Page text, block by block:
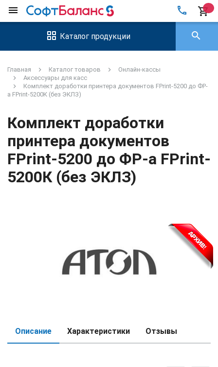
menu local_phone shopping_cart
Каталог продукции search
Главная Каталог товаров
Онлайн-кассы
Аксессуары для касс
Комплект доработки принтера документов FPrint-5200 до ФР-
а FPrint-5200К (без ЭКЛЗ)
Комплект доработки
принтера документов
FPrint-5200 до ФР-а FPrint-
5200К (без ЭКЛЗ)
Описание Характеристики Отзывы